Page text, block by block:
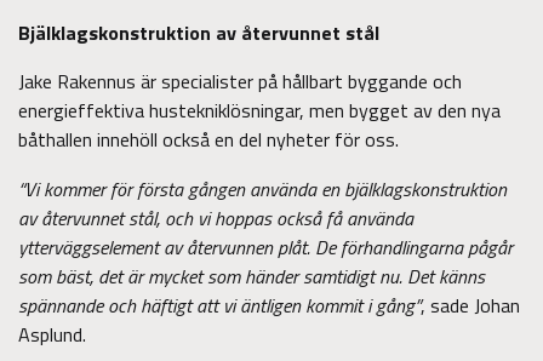
Bjälklagskonstruktion av återvunnet stål
Jake Rakennus är specialister på hållbart byggande och
energieffektiva hustekniklösningar, men bygget av den nya
båthallen innehöll också en del nyheter för oss.
“Vi kommer för första gången använda en bjälklagskonstruktion
av återvunnet stål, och vi hoppas också få använda
ytterväggselement av återvunnen plåt. De förhandlingarna pågår
som bäst, det är mycket som händer samtidigt nu. Det känns
spännande och häftigt att vi äntligen kommit i gång”, sade Johan
Asplund.